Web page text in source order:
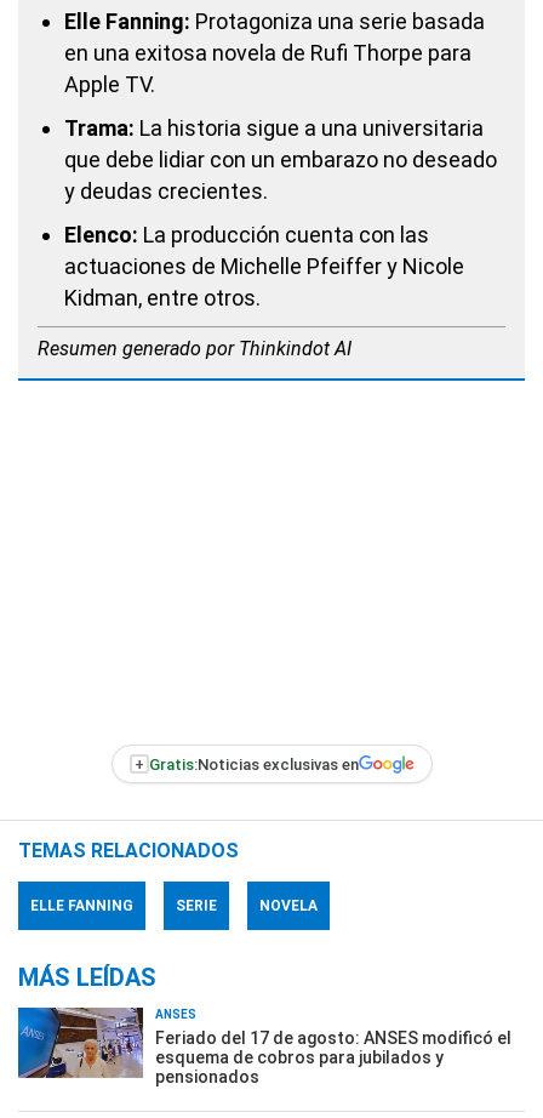
Elle Fanning: Protagoniza una serie basada
en una exitosa novela de Rufi Thorpe para
Apple TV.
Trama: La historia sigue a una universitaria
que debe lidiar con un embarazo no deseado
y deudas crecientes.
Elenco: La producción cuenta con las
actuaciones de Michelle Pfeiffer y Nicole
Kidman, entre otros.
Resumen generado por Thinkindot AI
+ Gratis:Noticias exclusivas en
TEMAS RELACIONADOS
ELLE FANNING SERIE NOVELA
MÁS LEÍDAS
ANSES
Feriado del 17 de agosto: ANSES modificó el
esquema de cobros para jubilados y
pensionados